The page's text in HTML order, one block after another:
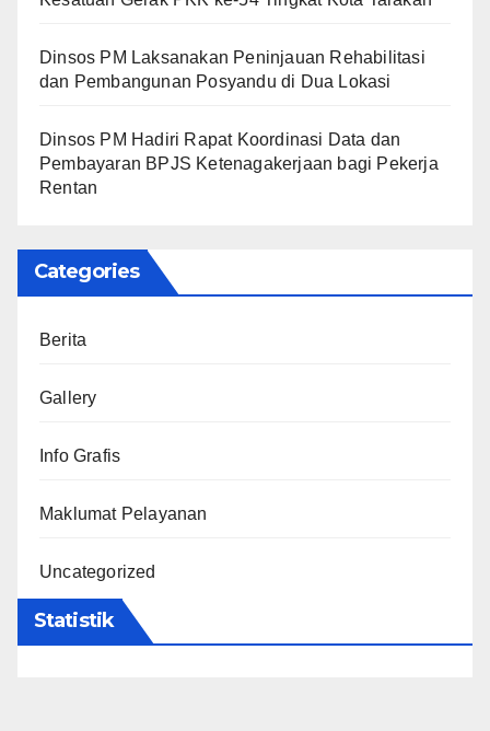
Dinsos PM Laksanakan Peninjauan Rehabilitasi
dan Pembangunan Posyandu di Dua Lokasi
Dinsos PM Hadiri Rapat Koordinasi Data dan
Pembayaran BPJS Ketenagakerjaan bagi Pekerja
Rentan
Categories
Berita
Gallery
Info Grafis
Maklumat Pelayanan
Uncategorized
Statistik